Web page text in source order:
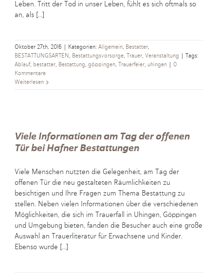
Leben. Tritt der Tod in unser Leben, fühlt es sich oftmals so
an, als [...]
Oktober 27th, 2016 Kategorien: Allgemein, Bestatter,
BESTATTUNGSARTEN, Bestattungsvorsorge, Trauer, Veranstaltung
Tags:
Ablauf, bestatter, Bestattung, göppingen, Trauerfeier, uhingen
0
Kommentare
Weiterlesen
Viele Informationen am Tag der offenen
Tür bei Hafner Bestattungen
Viele Menschen nutzten die Gelegenheit, am Tag der
offenen Tür die neu gestalteten Räumlichkeiten zu
besichtigen und Ihre Fragen zum Thema Bestattung zu
stellen. Neben vielen Informationen über die verschiedenen
Möglichkeiten, die sich im Trauerfall in Uhingen, Göppingen
und Umgebung bieten, fanden die Besucher auch eine große
Auswahl an Trauerliteratur für Erwachsene und Kinder.
Ebenso wurde [...]